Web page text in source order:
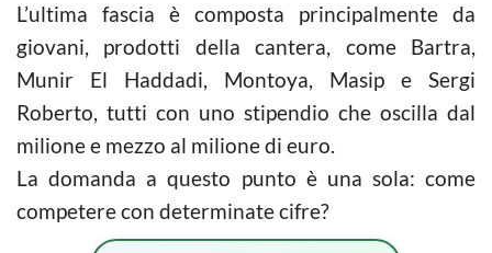
L’ultima fascia è composta principalmente da
giovani, prodotti della cantera, come Bartra,
Munir El Haddadi, Montoya, Masip e Sergi
Roberto, tutti con uno stipendio che oscilla dal
milione e mezzo al milione di euro.
La domanda a questo punto è una sola: come
competere con determinate cifre?